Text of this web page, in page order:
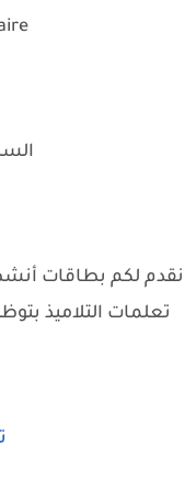
، نقدم لكم بطاقات
تعلمات التلاميذ